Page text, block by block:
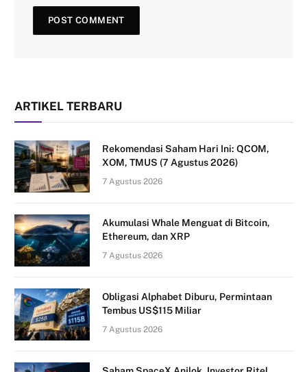
ARTIKEL TERBARU
Rekomendasi Saham Hari Ini: QCOM,
XOM, TMUS (7 Agustus 2026)
7 Agustus 2026
Akumulasi Whale Menguat di Bitcoin,
Ethereum, dan XRP
7 Agustus 2026
Obligasi Alphabet Diburu, Permintaan
Tembus US$115 Miliar
7 Agustus 2026